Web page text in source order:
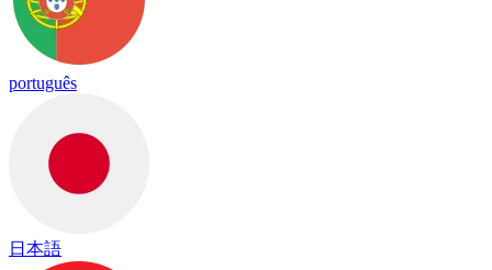
português
日本語